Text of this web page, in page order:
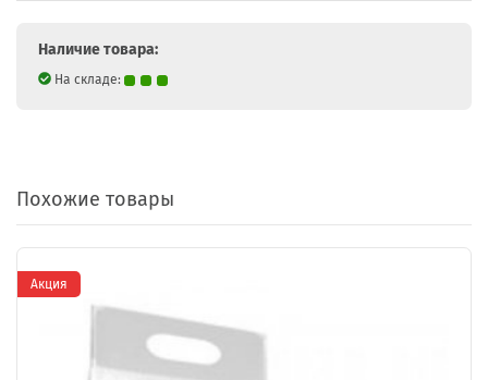
Наличие товара:
На складе:
Похожие товары
Акция